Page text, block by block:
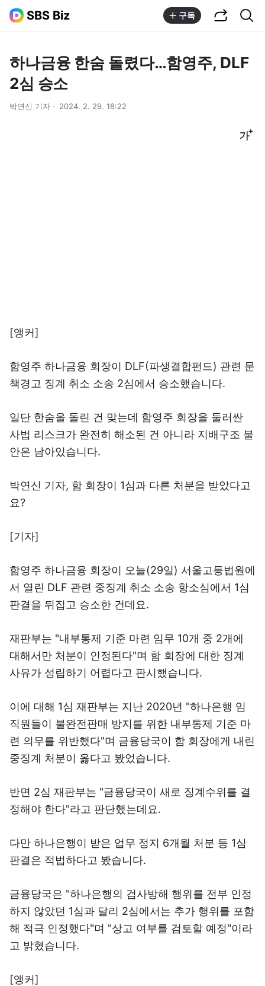
SBS Biz 구독
하나금융 한숨 돌렸다…함영주, DLF
2심 승소
박연신 기자 2024. 2. 29. 18:22
[앵커]
함영주 하나금융 회장이 DLF(파생결합펀드) 관련 문
책경고 징계 취소 소송 2심에서 승소했습니다.
일단 한숨을 돌린 건 맞는데 함영주 회장을 둘러싼
사법 리스크가 완전히 해소된 건 아니라 지배구조 불
안은 남아있습니다.
박연신 기자, 함 회장이 1심과 다른 처분을 받았다고
요?
[기자]
함영주 하나금융 회장이 오늘(29일) 서울고등법원에
서 열린 DLF 관련 중징계 취소 소송 항소심에서 1심
판결을 뒤집고 승소한 건데요.
재판부는 "내부통제 기준 마련 임무 10개 중 2개에
대해서만 처분이 인정된다"며 함 회장에 대한 징계
사유가 성립하기 어렵다고 판시했습니다.
이에 대해 1심 재판부는 지난 2020년 "하나은행 임
직원들이 불완전판매 방지를 위한 내부통제 기준 마
련 의무를 위반했다"며 금융당국이 함 회장에게 내린
중징계 처분이 옳다고 봤었습니다.
반면 2심 재판부는 "금융당국이 새로 징계수위를 결
정해야 한다"라고 판단했는데요.
다만 하나은행이 받은 업무 정지 6개월 처분 등 1심
판결은 적법하다고 봤습니다.
금융당국은 "하나은행의 검사방해 행위를 전부 인정
하지 않았던 1심과 달리 2심에서는 추가 행위를 포함
해 적극 인정했다"며 "상고 여부를 검토할 예정"이라
고 밝혔습니다.
[앵커]